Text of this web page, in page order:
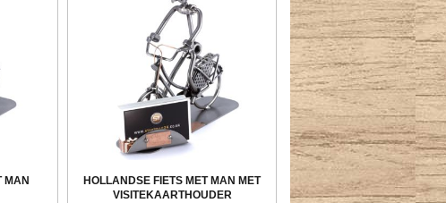
MAN
HOLLANDSE FIETS MET MAN MET
VISITEKAARTHOUDER